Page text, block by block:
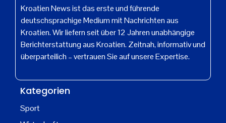
Kroatien News ist das erste und führende
deutschsprachige Medium mit Nachrichten aus
Kroatien. Wir liefern seit über 12 Jahren unabhängige
Berichterstattung aus Kroatien. Zeitnah, informativ und
überparteilich – vertrauen Sie auf unsere Expertise.
Kategorien
Sport